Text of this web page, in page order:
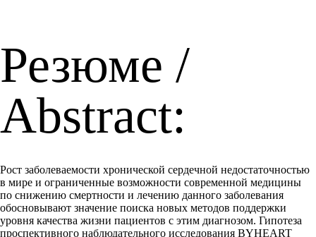
Резюме /
Abstract:
Рост заболеваемости хронической сердечной недостаточностью
в мире и ограниченные возможности современной медицины
по снижению смертности и лечению данного заболевания
обосновывают значение поиска новых методов поддержки
уровня качества жизни пациентов c этим диагнозом. Гипотеза
проспективного наблюдательного исследования BYHEART